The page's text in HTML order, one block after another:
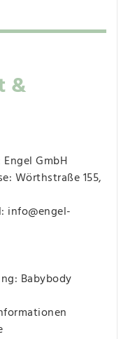
&
GmbH
Wörthstraße 155,
info@engel-
Babybody